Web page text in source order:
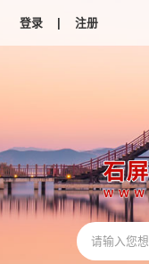
登录 | 注册